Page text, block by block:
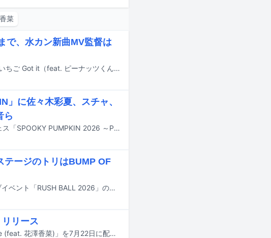
菜
で、水カン新曲MV監督は
本日7月22日に配信リリースされた、水曜日のカンパネラの新曲「いちご Got it（feat. ピーナッツくん）」のミュージックビデオがYouTubeで公開された。
」に佐々木彩夏、スチャ、
ら
10月31日に東京・サンリオピューロランドでオールナイト音楽フェス「SPOOKY PUMPKIN 2026 ～PURO ALL NIGHT HALLOWEEN PARTY～」が開催される。
テージのトリはBUMP OF
8月29日と30日に大阪・泉大津フェニックスで行われる野外ライブイベント「RUSH BALL 2026」のタイムテーブルが公開された。
リース
Aiobahnが花澤香菜をゲストボーカルに迎えた新曲「fade into blue (feat. 花澤香菜)」を7月22日に配信リリースする。